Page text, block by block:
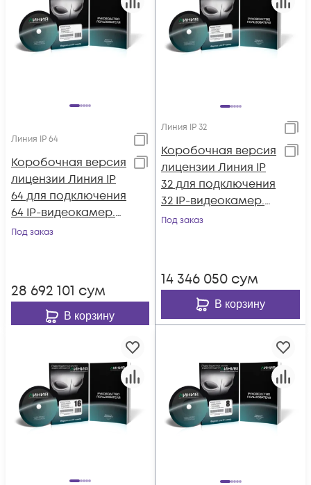
Линия IP 64
Коробочная версия
лицензии Линия IP
64 для подключения
64 IP-видеокамер.
Количество
Под заказ
28 692 101 сум
В корзину
Линия IP 32
Коробочная версия
лицензии Линия IP
32 для подключения
32 IP-видеокамер.
Количество
Под заказ
14 346 050 сум
В корзину